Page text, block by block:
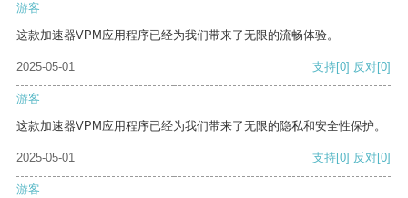
游客
这款加速器VPM应用程序已经为我们带来了无限的流畅体验。
2025-05-01 支持[0] 反对[0]
游客
这款加速器VPM应用程序已经为我们带来了无限的隐私和安全性保护。
2025-05-01 支持[0] 反对[0]
游客